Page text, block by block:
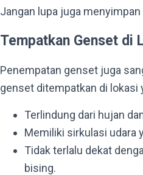
Jangan lupa juga
Tempatkan Genset di
Penempatan genset juga
genset ditempatkan di lokasi
Terlindung dari hujan
Memiliki sirkulasi udara
Tidak terlalu dekat
bising.